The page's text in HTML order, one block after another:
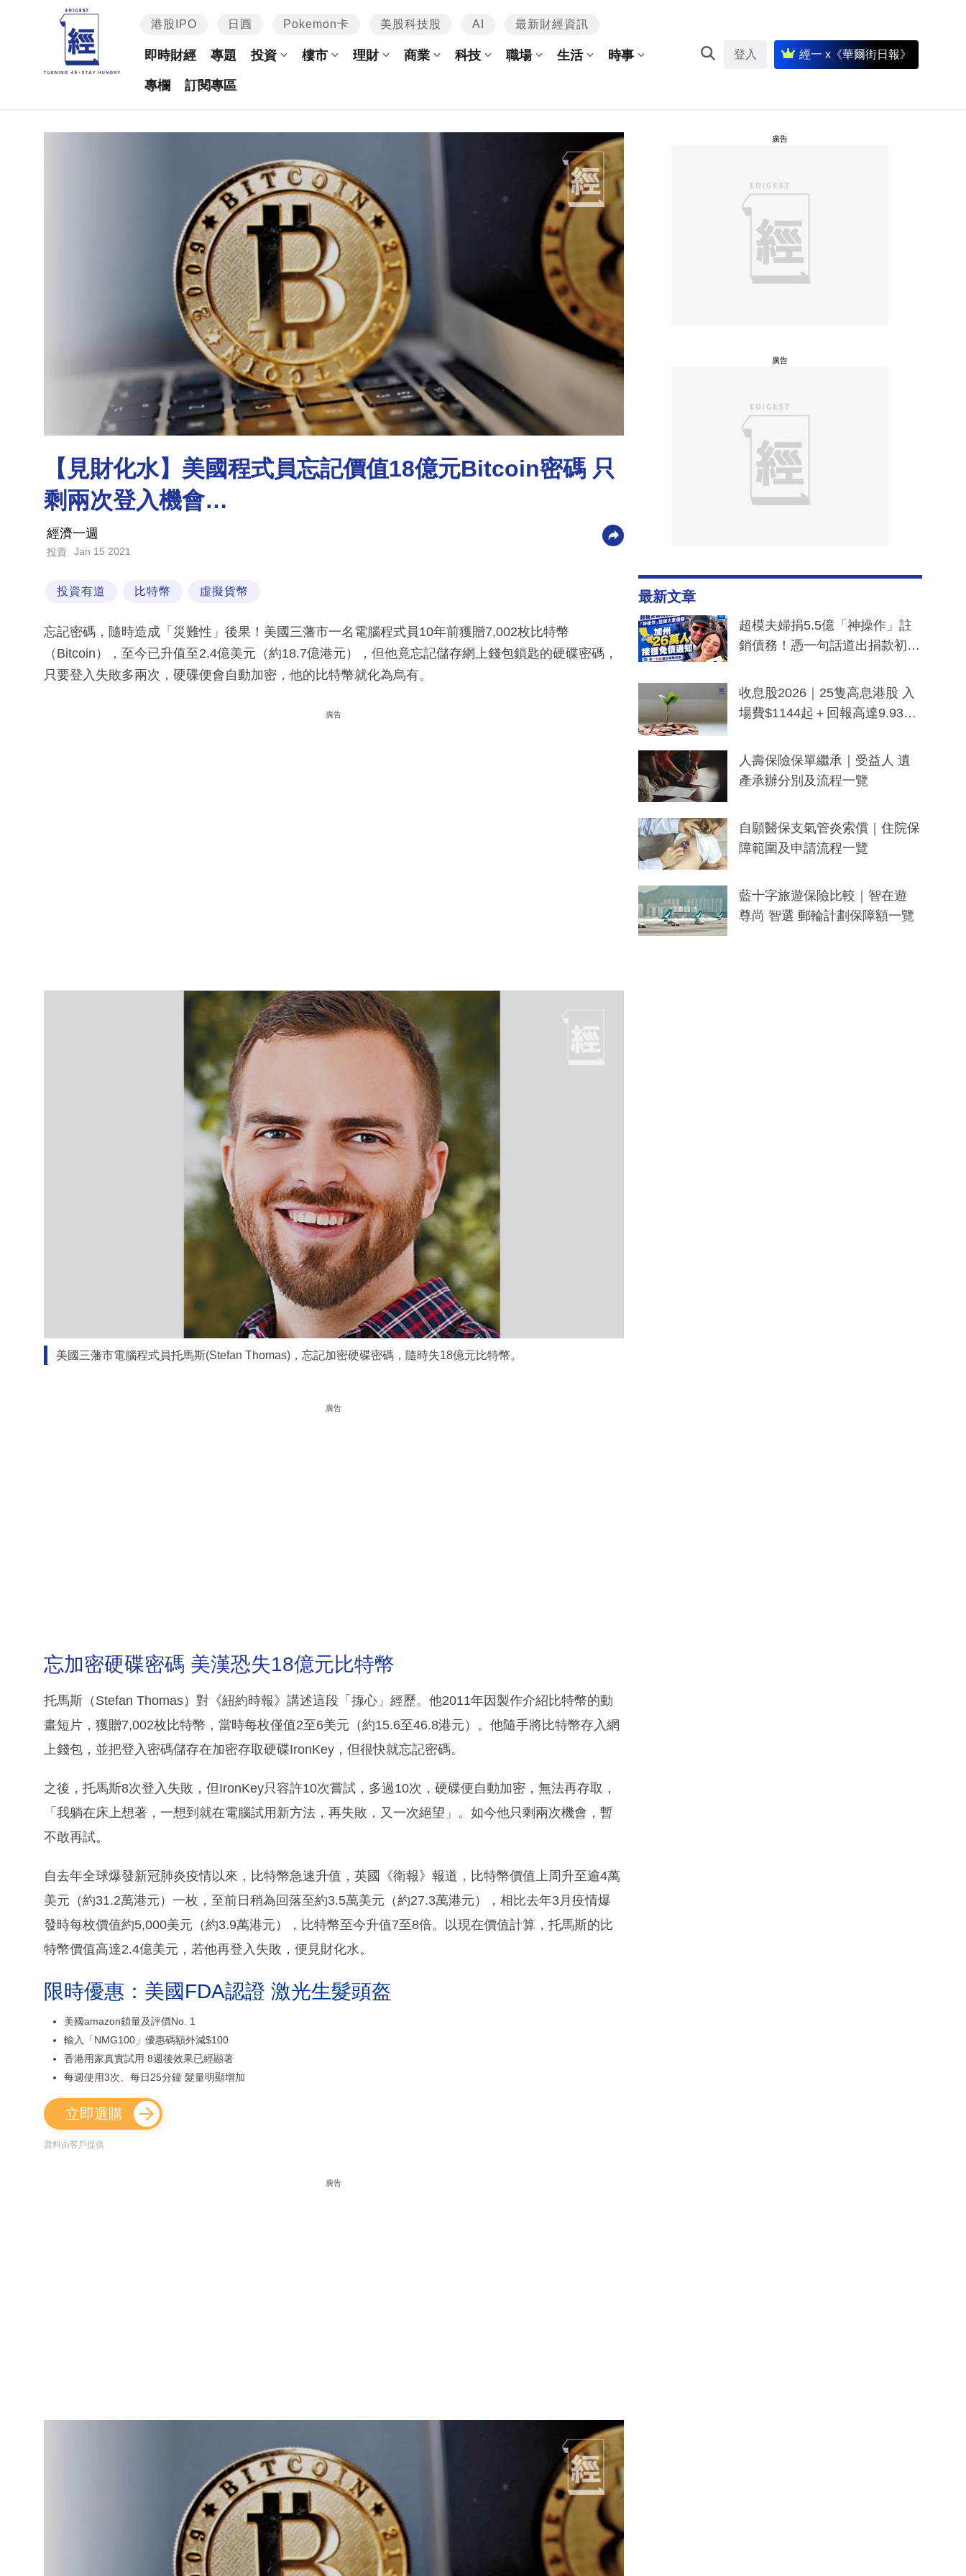
港股IPO 日圓 Pokemon卡 美股科技股 AI 最新財經資訊
即時財經 專題 投資 樓市 理財 商業 科技 職場 生活 時事
專欄 訂閱專區
登入 經一 x《華爾街日報》
【見財化水】美國程式員忘記價值18億元Bitcoin密碼 只
剩兩次登入機會…
經濟一週
投資 Jan 15 2021
投資有道 比特幣 虛擬貨幣
忘記密碼，隨時造成「災難性」後果！美國三藩市一名電腦程式員10年前獲贈7,002枚比特幣
（Bitcoin），至今已升值至2.4億美元（約18.7億港元），但他竟忘記儲存網上錢包鎖匙的硬碟密碼，
只要登入失敗多兩次，硬碟便會自動加密，他的比特幣就化為烏有。
廣告
美國三藩市電腦程式員托馬斯(Stefan Thomas)，忘記加密硬碟密碼，隨時失18億元比特幣。
廣告
忘加密硬碟密碼 美漢恐失18億元比特幣
托馬斯（Stefan Thomas）對《紐約時報》講述這段「揼心」經歷。他2011年因製作介紹比特幣的動
畫短片，獲贈7,002枚比特幣，當時每枚僅值2至6美元（約15.6至46.8港元）。他隨手將比特幣存入網
上錢包，並把登入密碼儲存在加密存取硬碟IronKey，但很快就忘記密碼。
之後，托馬斯8次登入失敗，但IronKey只容許10次嘗試，多過10次，硬碟便自動加密，無法再存取，
「我躺在床上想著，一想到就在電腦試用新方法，再失敗，又一次絕望」。如今他只剩兩次機會，暫
不敢再試。
自去年全球爆發新冠肺炎疫情以來，比特幣急速升值，英國《衛報》報道，比特幣價值上周升至逾4萬
美元（約31.2萬港元）一枚，至前日稍為回落至約3.5萬美元（約27.3萬港元），相比去年3月疫情爆
發時每枚價值約5,000美元（約3.9萬港元），比特幣至今升值7至8倍。以現在價值計算，托馬斯的比
特幣價值高達2.4億美元，若他再登入失敗，便見財化水。
限時優惠：美國FDA認證 激光生髮頭盔
美國amazon鎖量及評價No. 1
輸入「NMG100」優惠碼額外減$100
香港用家真實試用 8週後效果已經顯著
每週使用3次、每日25分鐘 髮量明顯增加
立即選購
資料由客戶提供
廣告
廣告
廣告
最新文章
超模夫婦捐5.5億「神操作」註
銷債務！憑一句話道出捐款初
一度被誤當詐騙手段
收息股2026｜25隻高息港股 入
場費$1144起＋回報高達9.93
人壽保險保單繼承｜受益人 遺
產承辦分別及流程一覽
自願醫保支氣管炎索償｜住院保
障範圍及申請流程一覽
藍十字旅遊保險比較｜智在遊
尊尚 智選 郵輪計劃保障額一覽